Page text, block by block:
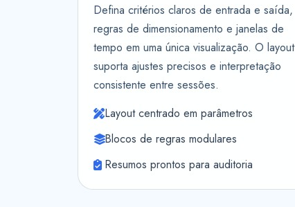
Defina critérios claros de entrada e saída,
regras de dimensionamento e janelas de
tempo em uma única visualização. O layout
suporta ajustes precisos e interpretação
consistente entre sessões.
Layout centrado em parâmetros
Blocos de regras modulares
Resumos prontos para auditoria